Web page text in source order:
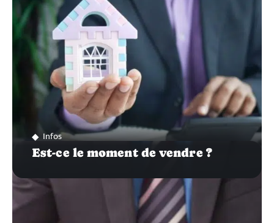
Infos
Est-ce le moment de vendre ?